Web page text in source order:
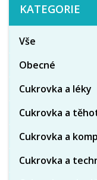
KATEGORIE
Vše
Obecné
Cukrovka a léky
Cukrovka a
Cukrovka a
Cukrovka a